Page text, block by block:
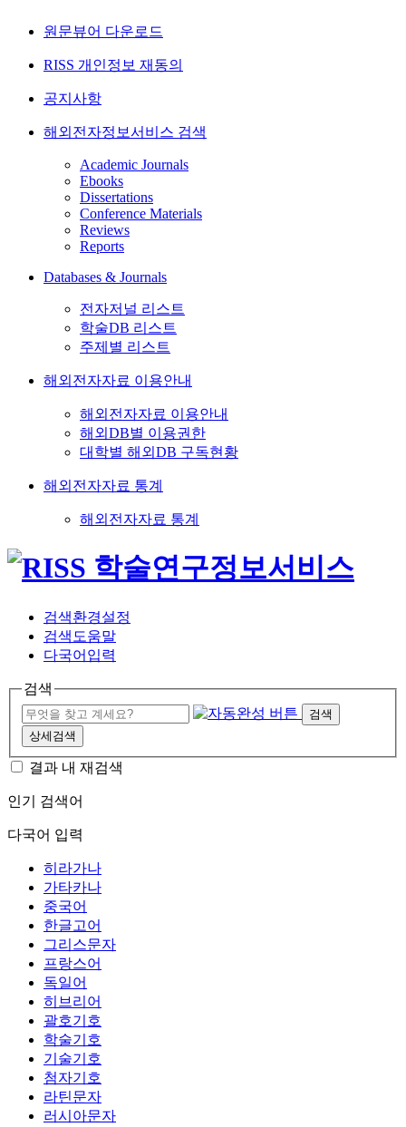
원문뷰어 다운로드
RISS 개인정보 재동의
공지사항
해외전자정보서비스 검색
Academic Journals
Ebooks
Dissertations
Conference Materials
Reviews
Reports
Databases & Journals
전자저널 리스트
학술DB 리스트
주제별 리스트
해외전자자료 이용안내
해외전자자료 이용안내
해외DB별 이용권한
대학별 해외DB 구독현황
해외전자자료 통계
해외전자자료 통계
검색환경설정
검색도움말
다국어입력
검색
검색
상세검색
결과 내 재검색
인기 검색어
다국어 입력
히라가나
가타카나
중국어
한글고어
그리스문자
프랑스어
독일어
히브리어
괄호기호
학술기호
기술기호
첨자기호
라틴문자
러시아문자